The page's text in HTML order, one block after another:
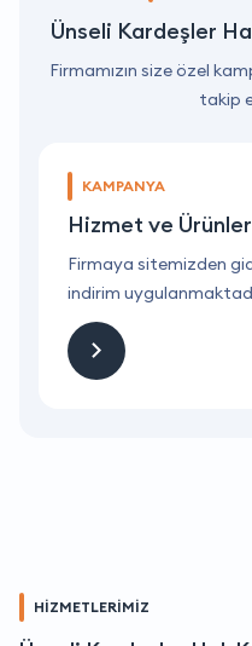
Ünseli Kardeşler
Firmamızın size özel
takip
KAMPANYA
Hizmet ve
Firmaya sitemizden
indirim
HİZMETLERİMİZ